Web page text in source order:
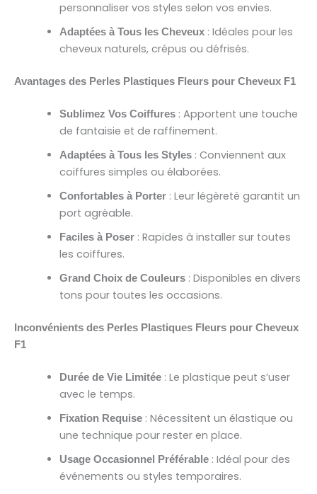
personnaliser vos styles selon vos envies.
Adaptées à Tous les Cheveux: Idéales pour les
cheveux naturels, crépus ou défrisés.
Avantages des Perles Plastiques Fleurs pour Cheveux F1
Sublimez Vos Coiffures: Apportent une touche
de fantaisie et de raffinement.
Adaptées à Tous les Styles: Conviennent aux
coiffures simples ou élaborées.
Confortables à Porter: Leur légèreté garantit un
port agréable.
Faciles à Poser: Rapides à installer sur toutes
les coiffures.
Grand Choix de Couleurs: Disponibles en divers
tons pour toutes les occasions.
Inconvénients des Perles Plastiques Fleurs pour Cheveux
F1
Durée de Vie Limitée: Le plastique peut s’user
avec le temps.
Fixation Requise: Nécessitent un élastique ou
une technique pour rester en place.
Usage Occasionnel Préférable: Idéal pour des
événements ou styles temporaires.